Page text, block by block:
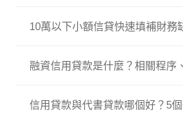
10萬以下小額信貸快速填補財務
融資信用貸款是什麼？相關程序
信用貸款與代書貸款哪個好？5